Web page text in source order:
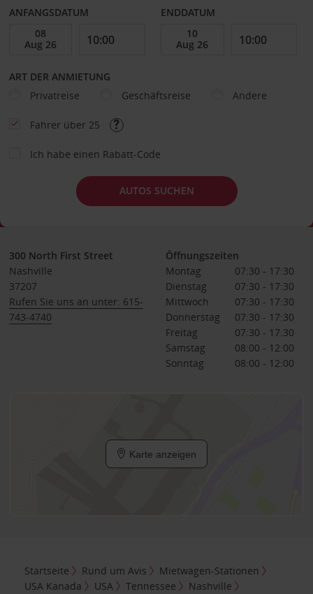
ANFANGSDATUM ENDDATUM
ART DER ANMIETUNG
Privatreise
Geschäftsreise Andere
Fahrer über 25
Ich habe einen Rabatt-Code
AUTOS SUCHEN
300 North First Street
Nashville
37207
Rufen Sie uns an unter: 615-
743-4740
Öffnungszeiten
Montag
07:30 - 17:30
Dienstag
07:30 - 17:30
Mittwoch
07:30 - 17:30
Donnerstag
07:30 - 17:30
Freitag
07:30 - 17:30
Samstag
08:00 - 12:00
Sonntag
08:00 - 12:00
Karte anzeigen
Startseite Rund um Avis
Mietwagen-Stationen
USA Kanada
USA Tennessee
Nashville